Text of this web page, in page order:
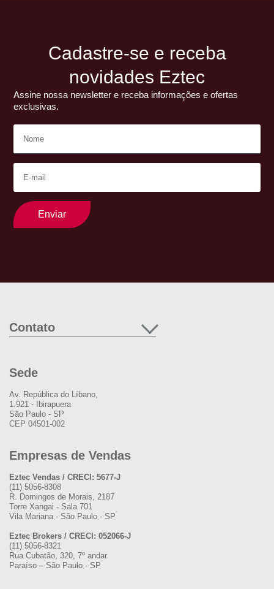
Cadastre-se e receba
novidades Eztec
Assine nossa newsletter e receba informações e ofertas
exclusivas.
Enviar
Contato
Sede
Av. República do Líbano,
1.921 - Ibirapuera
São Paulo - SP
CEP 04501-002
Empresas de Vendas
Eztec Vendas / CRECI: 5677-J
(11) 5056-8308
R. Domingos de Morais, 2187
Torre Xangai - Sala 701
Vila Mariana - São Paulo - SP
Eztec Brokers / CRECI: 052066-J
(11) 5056-8321
Rua Cubatão, 320, 7º andar
Paraíso – São Paulo - SP